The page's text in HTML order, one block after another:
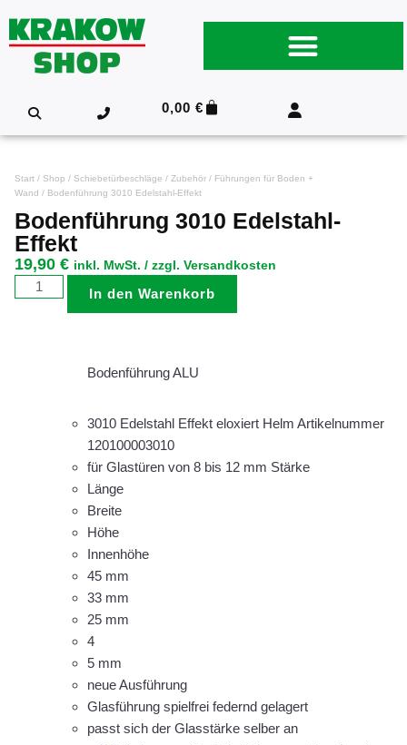
0,00€
Start / Shop / Schiebetürbeschläge / Zubehör / Führungen für Boden +
Wand / Bodenführung 3010 Edelstahl-Effekt
Bodenführung 3010 Edelstahl-
Effekt
19,90 € inkl. MwSt. / zzgl. Versandkosten
In den Warenkorb
Bodenführung ALU
3010 Edelstahl Effekt eloxiert Helm Artikelnummer
120100003010
für Glastüren von 8 bis 12 mm Stärke
Länge
Breite
Höhe
Innenhöhe
45 mm
33 mm
25 mm
4
5 mm
neue Ausführung
Glasführung spielfrei federnd gelagert
passt sich der Glasstärke selber an